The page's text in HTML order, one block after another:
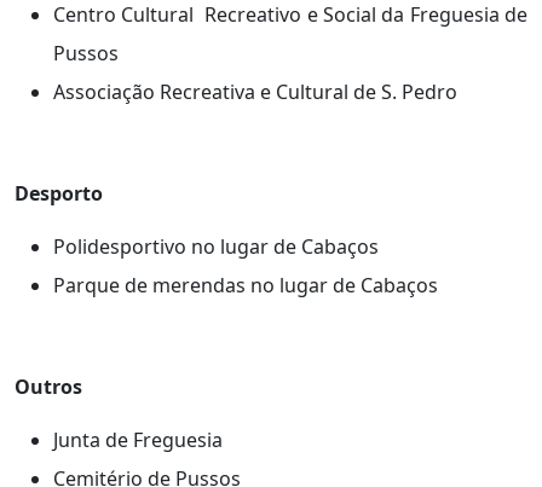
Centro Cultural Recreativo e Social da Freguesia de
Pussos
Associação Recreativa e Cultural de S. Pedro
Desporto
Polidesportivo no lugar de Cabaços
Parque de merendas no lugar de Cabaços
Outros
Junta de Freguesia
Cemitério de Pussos